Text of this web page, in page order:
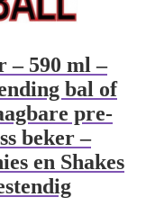
– 590 ml –
bal of
pre-
beker –
en Shakes